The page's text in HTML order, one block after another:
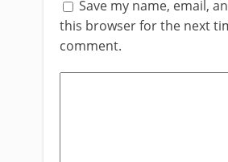
Save my name, email,
this browser for the next
comment.